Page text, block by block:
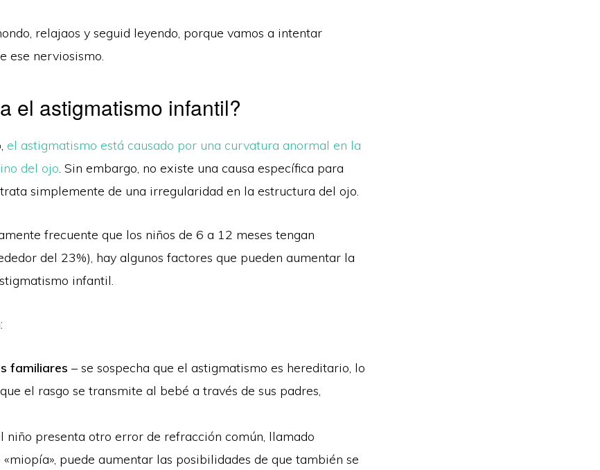
relajaos y seguid leyendo, porque vamos a intentar
ese nerviosismo.
el astigmatismo infantil?
el astigmatismo está causado por una curvatura anormal en la
del ojo. Sin embargo, no existe una causa específica para
simplemente de una irregularidad en la estructura del ojo.
frecuente que los niños de 6 a 12 meses tengan
del 23%), hay algunos factores que pueden aumentar la
infantil.
familiares – se sospecha que el astigmatismo es hereditario, lo
el rasgo se transmite al bebé a través de sus padres,
niño presenta otro error de refracción común, llamado
puede aumentar las posibilidades de que también se